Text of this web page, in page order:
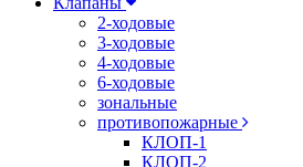
2-ходовые
3-ходовые
4-ходовые
6-ходовые
зональные
противопожарные
КЛОП-1
КЛОП-2